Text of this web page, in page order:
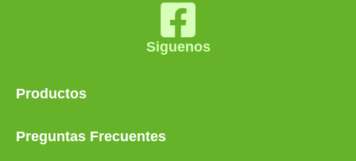
Siguenos
Productos
Preguntas Frecuentes